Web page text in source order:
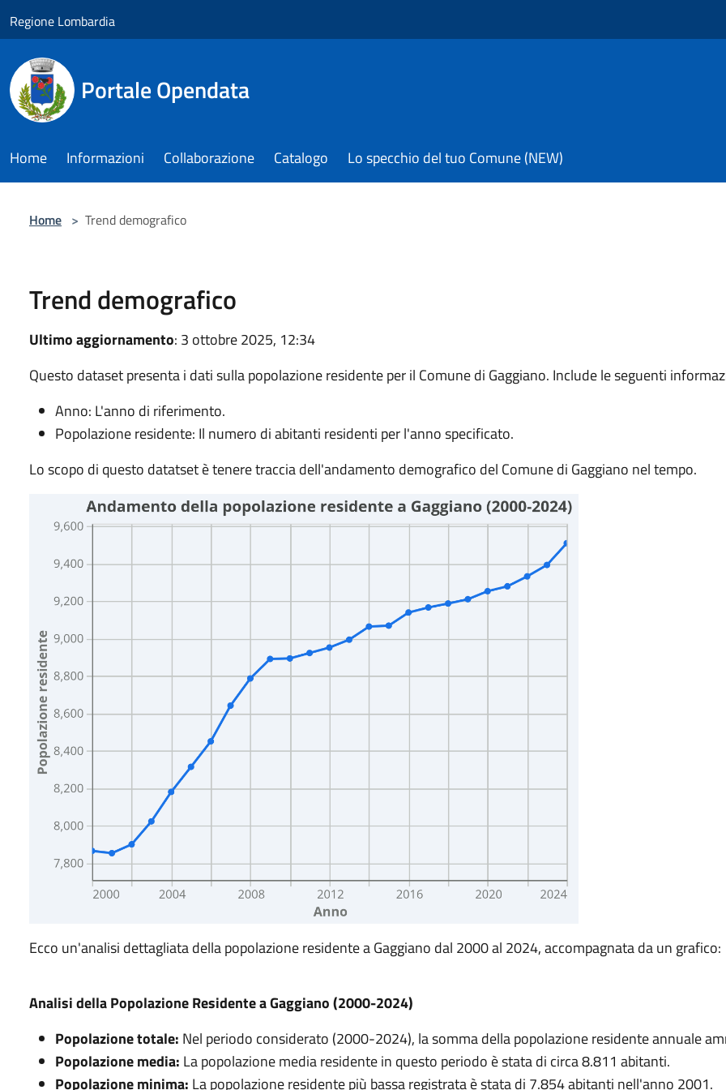
Regione Lombardia
Portale Opendata
Home Informazioni Collaborazione Catalogo Lo specchio del tuo Comune (NEW)
Home > Trend demografico
Trend demografico
Ultimo aggiornamento: 3 ottobre 2025, 12:34
Questo dataset presenta i dati sulla popolazione residente per il Comune di Gaggiano. Include le seguenti
Anno: L'anno di riferimento.
Popolazione residente: Il numero di abitanti residenti per l'anno specificato.
Lo scopo di questo datatset è tenere traccia dell'andamento demografico del Comune di Gaggiano nel tempo.
Ecco un'analisi dettagliata della popolazione residente a Gaggiano dal 2000 al 2024, accompagnata da un grafico:
Analisi della Popolazione Residente a Gaggiano (2000-2024)
Popolazione totale: Nel periodo considerato (2000-2024), la somma della popolazione residente annuale
Popolazione media: La popolazione media residente in questo periodo è stata di circa 8.811 abitanti.
Popolazione minima: La popolazione residente più bassa registrata è stata di 7.854 abitanti nell'anno 2001.